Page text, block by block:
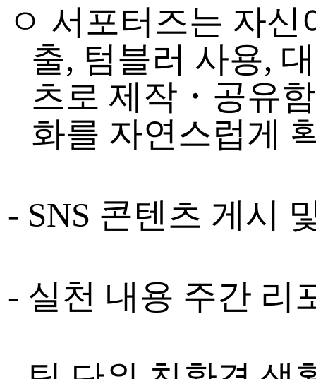
ㅇ 서포터즈는 자
출, 텀블러 사용,
츠로 제작 ・ 공유
화를 자연스럽게
- SNS 콘텐츠 게시
- 실천 내용 주간 리